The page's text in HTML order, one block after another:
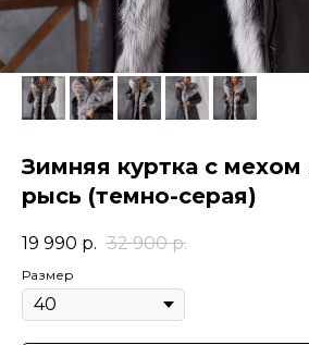
Зимняя куртка с
рысь (темно-серая)
19 990 р. 32 900 р.
Размер